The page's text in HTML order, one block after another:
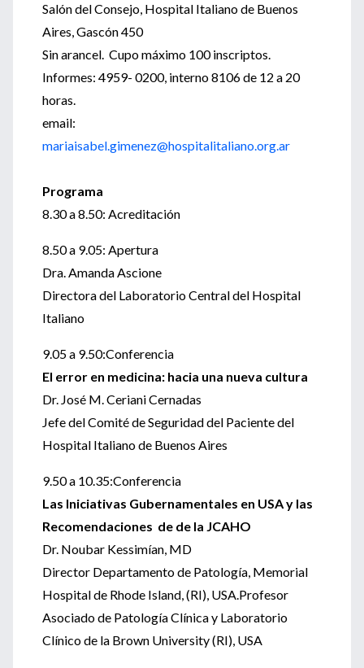
Salón del Consejo, Hospital Italiano de Buenos
Aires, Gascón 450
Sin arancel. Cupo máximo 100 inscriptos.
Informes: 4959- 0200, interno 8106 de 12 a 20
horas.
email:
mariaisabel.gimenez@hospitalitaliano.org.ar
Programa
8.30 a 8.50: Acreditación
8.50 a 9.05: Apertura
Dra. Amanda Ascione
Directora del Laboratorio Central del Hospital
Italiano
9.05 a 9.50:Conferencia
El error en medicina: hacia una nueva cultura
Dr. José M. Ceriani Cernadas
Jefe del Comité de Seguridad del Paciente del
Hospital Italiano de Buenos Aires
9.50 a 10.35:Conferencia
Las Iniciativas Gubernamentales en USA y las
Recomendaciones de de la JCAHO
Dr. Noubar Kessimían, MD
Director Departamento de Patología, Memorial
Hospital de Rhode Island, (RI), USA.Profesor
Asociado de Patología Clínica y Laboratorio
Clínico de la Brown University (RI), USA